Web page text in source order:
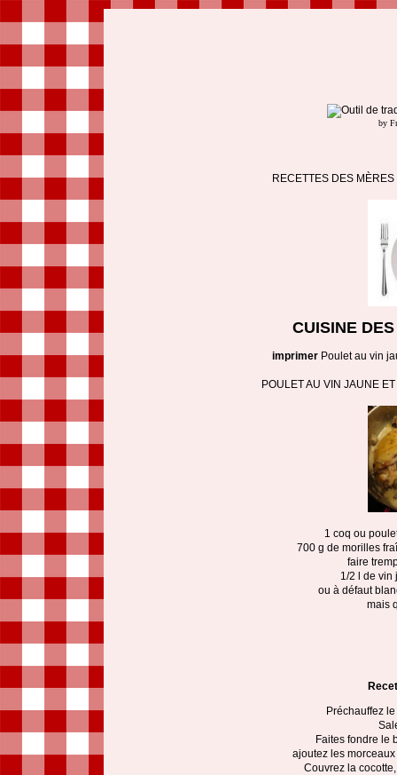
by
RECETTES DES
CUISINE
imprimer Poulet au vin
POULET AU VIN JAUNE
1 coq ou
700 g de morilles
faire
1/2 l de vin
ou à défaut
mais
Préchauffez
Faites fondre le
ajoutez les
Couvrez la